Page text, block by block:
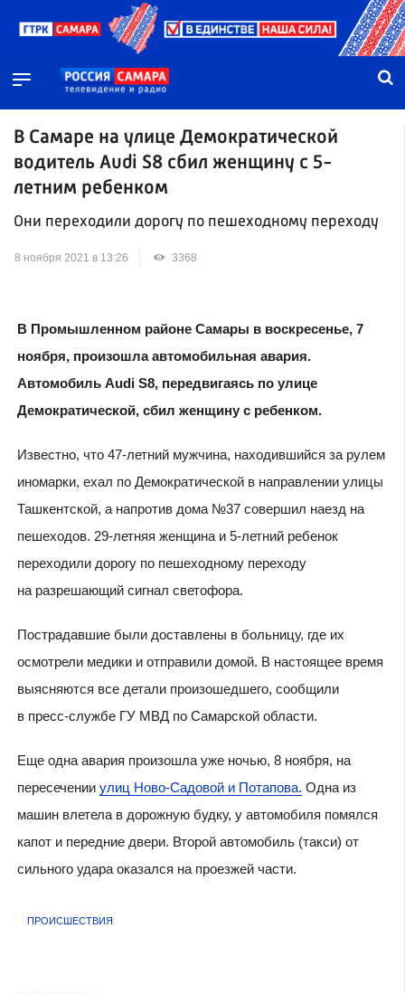
В Самаре на улице Демократической
водитель Audi S8 сбил женщину с 5-
летним ребенком
Они переходили дорогу по пешеходному переходу
8 ноября 2021 в 13:26 3368
В Промышленном районе Самары в воскресенье, 7
ноября, произошла автомобильная авария.
Автомобиль Audi S8, передвигаясь по улице
Демократической, сбил женщину с ребенком.
Известно, что 47-летний мужчина, находившийся за рулем
иномарки, ехал по Демократической в направлении улицы
Ташкентской, а напротив дома №37 совершил наезд на
пешеходов. 29-летняя женщина и 5-летний ребенок
переходили дорогу по пешеходному переходу
на разрешающий сигнал светофора.
Пострадавшие были доставлены в больницу, где их
осмотрели медики и отправили домой. В настоящее время
выясняются все детали произошедшего, сообщили
в пресс-службе ГУ МВД по Самарской области.
Еще одна авария произошла уже ночью, 8 ноября, на
пересечении улиц Ново-Садовой и Потапова. Одна из
машин влетела в дорожную будку, у автомобиля помялся
капот и передние двери. Второй автомобиль (такси) от
сильного удара оказался на проезжей части.
ПРОИСШЕСТВИЯ